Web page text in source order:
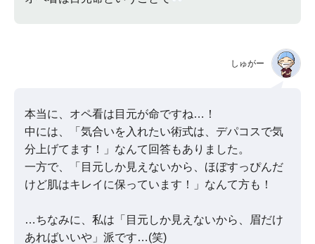
しゅがー
本当に、オペ看は目元が命ですね…！
中には、「気合いを入れたい術式は、デパコスで気
分上げてます！」なんて回答もありました。
一方で、「目元しか見えないから、ほぼすっぴんだ
けど肌はキレイに保っています！」なんて方も！
…ちなみに、私は「目元しか見えないから、眉だけ
あればいいや」派です…(笑)